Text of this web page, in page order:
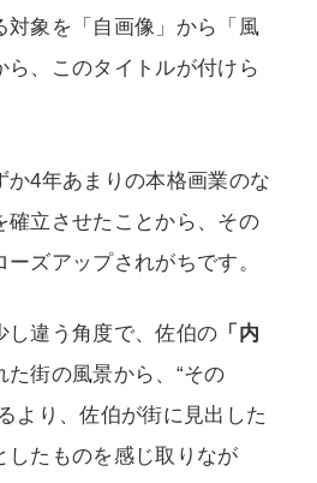
対象を「自画像」から「風
ら、このタイトルが付けら
か4年あまりの本格画業のな
確立させたことから、その
ーズアップされがちです。
し違う角度で、佐伯の 「内
た街の風景から、“その
より、佐伯が街に見出した
したものを感じ取りなが